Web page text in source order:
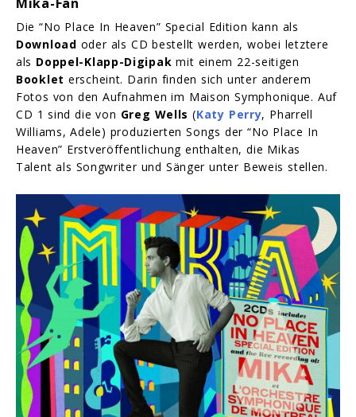
Die “No Place In Heaven” Special Edition kann als
Download oder als CD bestellt werden, wobei letztere
als Doppel-Klapp-Digipak mit einem 22-seitigen
Booklet erscheint. Darin finden sich unter anderem
Fotos von den Aufnahmen im Maison Symphonique. Auf
CD 1 sind die von Greg Wells (Katy Perry, Pharrell
Williams, Adele) produzierten Songs der “No Place In
Heaven” Erstveröffentlichung enthalten, die Mikas
Talent als Songwriter und Sänger unter Beweis stellen.